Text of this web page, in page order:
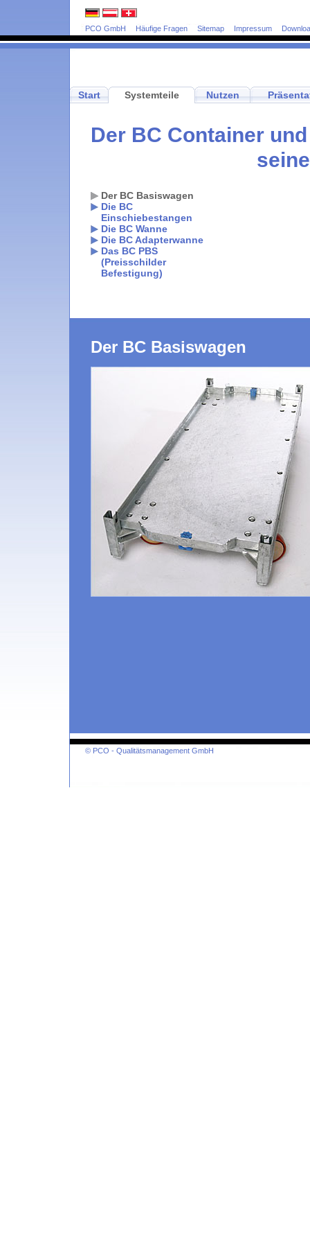
PCO GmbH Häufige Fragen Sitemap Impressum
Start Systemteile Nutzen
Der BC Container und
Der BC Basiswagen
Die BC
Einschiebestangen
Die BC Wanne
Die BC Adapterwanne
Das BC PBS
(Preisschilder
Befestigung)
Der BC Basiswagen
© PCO - Qualitätsmanagement GmbH